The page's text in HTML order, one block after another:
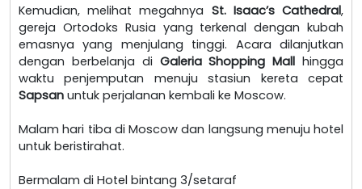
Kemudian, melihat megahnya St. Isaac’s Cathedral,
gereja Ortodoks Rusia yang terkenal dengan kubah
emasnya yang menjulang tinggi. Acara dilanjutkan
dengan berbelanja di Galeria Shopping Mall hingga
waktu penjemputan menuju stasiun kereta cepat
Sapsan untuk perjalanan kembali ke Moscow.
Malam hari tiba di Moscow dan langsung menuju hotel
untuk beristirahat.
Bermalam di Hotel bintang 3/setaraf